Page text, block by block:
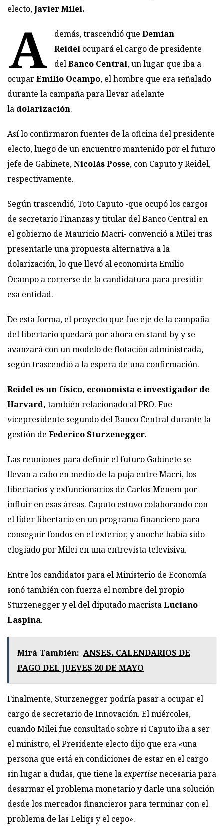
electo,Javier Milei.
A demás, trascendió que Demian
Reidel ocupará el cargo de presidente
delBanco Central, un lugar que iba a
ocuparEmilio Ocampo, el hombre que era señalado
durante la campaña para llevar adelante
la dolarización.
Así lo confirmaron fuentes de la oficina del presidente
electo, luego de un encuentro mantenido por el futuro
jefe de Gabinete,Nicolás Posse, con Caputo y Reidel,
respectivamente.
Según trascendió, Toto Caputo -que ocupó los cargos
de secretario Finanzas y titular del Banco Central en
el gobierno de Mauricio Macri- convenció a Milei tras
presentarle una propuesta alternativa a la
dolarización, lo que llevó al economista Emilio
Ocampo a correrse de la candidatura para presidir
esa entidad.
De esta forma, el proyecto que fue eje de la campaña
del libertario quedará por ahora en stand by y se
avanzará con un modelo de flotación administrada,
según trascendió a la espera de una confirmación.
Reidel es un físico, economista e investigador de
Harvard, también relacionado al PRO. Fue
vicepresidente segundo del Banco Central durante la
gestión de Federico Sturzenegger.
Las reuniones para definir el futuro Gabinete se
llevan a cabo en medio de la puja entre Macri, los
libertarios y exfuncionarios de Carlos Menem por
influir en esas áreas. Caputo estuvo colaborando con
el líder libertario en un programa financiero para
conseguir fondos en el exterior, y anoche había sido
elogiado por Milei en una entrevista televisiva.
Entre los candidatos para el Ministerio de Economía
sonó también con fuerza el nombre del propio
Sturzenegger y el del diputado macristaLuciano
Laspina.
Mirá También: ANSES. CALENDARIOS DE
PAGO DEL JUEVES 20 DE MAYO
Finalmente, Sturzenegger podría pasar a ocupar el
cargo de secretario de Innovación. El miércoles,
cuando Milei fue consultado sobre si Caputo iba a ser
el ministro, el Presidente electo dijo que era «una
persona que está en condiciones de estar en el cargo
sin lugar a dudas, que tiene laexpertisenecesaria para
desarmar el problema monetario y darle una solución
desde los mercados financieros para terminar con el
problema de las Leliqs y el cepo».